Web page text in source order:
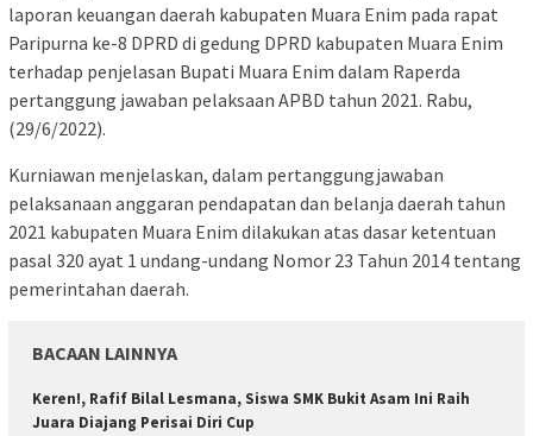
laporan keuangan daerah kabupaten Muara Enim pada rapat
Paripurna ke-8 DPRD di gedung DPRD kabupaten Muara Enim
terhadap penjelasan Bupati Muara Enim dalam Raperda
pertanggung jawaban pelaksaan APBD tahun 2021. Rabu,
(29/6/2022).
Kurniawan menjelaskan, dalam pertanggungjawaban
pelaksanaan anggaran pendapatan dan belanja daerah tahun
2021 kabupaten Muara Enim dilakukan atas dasar ketentuan
pasal 320 ayat 1 undang-undang Nomor 23 Tahun 2014 tentang
pemerintahan daerah.
BACAAN LAINNYA
Keren!, Rafif Bilal Lesmana, Siswa SMK Bukit Asam Ini Raih
Juara Diajang Perisai Diri Cup